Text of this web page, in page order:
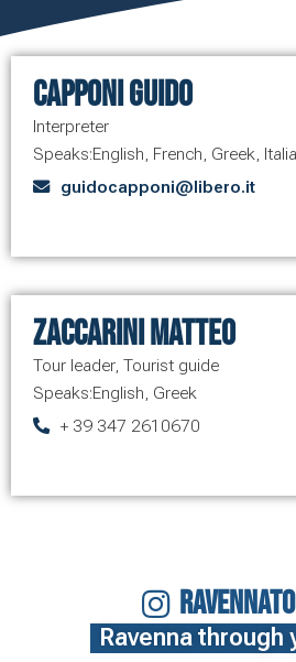
Capponi Guido
Interpreter
Speaks:English, French, Greek,
guidocapponi@libero.it
Zaccarini Matteo
Tour leader, Tourist guide
Speaks:English, Greek
+ 39 347 2610670
Ravenna through